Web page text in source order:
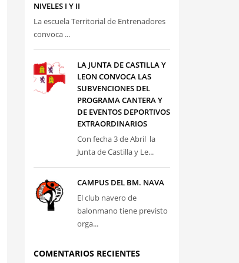
NIVELES I Y II
La escuela Territorial de Entrenadores
convoca ...
LA JUNTA DE CASTILLA Y
LEON CONVOCA LAS
SUBVENCIONES DEL
PROGRAMA CANTERA Y
DE EVENTOS DEPORTIVOS
EXTRAORDINARIOS
Con fecha 3 de Abril la
Junta de Castilla y Le...
CAMPUS DEL BM. NAVA
El club navero de
balonmano tiene previsto
orga...
COMENTARIOS RECIENTES